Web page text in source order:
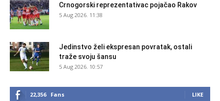
Crnogorski reprezentativac pojačao Rakov
5 Aug 2026. 11:38
Jedinstvo želi ekspresan povratak, ostali
traže svoju šansu
5 Aug 2026. 10:57
22,356 Fans LIKE